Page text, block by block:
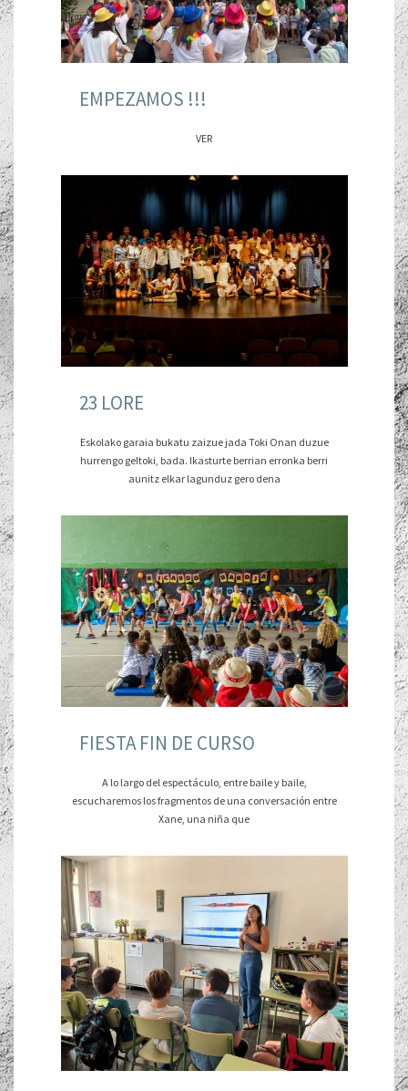
EMPEZAMOS !!!
VER
23 LORE
Eskolako garaia bukatu zaizue jada Toki Onan duzue
hurrengo geltoki, bada. Ikasturte berrian erronka berri
aunitz elkar lagunduz gero dena
FIESTA FIN DE CURSO
A lo largo del espectáculo, entre baile y baile,
escucharemos los fragmentos de una conversación entre
Xane, una niña que